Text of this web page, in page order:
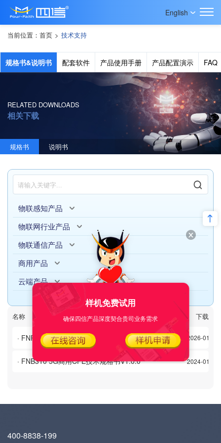
English
当前位置： 首页 > 技术支持
规格书&说明书 配套软件 产品使用手册 产品配置演示 FAQ
RELATED DOWNLOADS
相关下载
规格书 说明书
物联感知产品
物联网行业产品
物联通信产品
商用产品
云端产品
名称 日期 下载次数 下载
· FNR300-02 5G商用CPE技术规格书V1.0.0 2026-01-04
· FNB310 5G商用CPE技术规格书V1.0.0 2024-01-17
400-8838-199
样机免费试用
确保四信产品深度契合贵司业务需求